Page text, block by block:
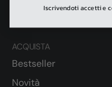
ACQUISTA
Bestseller
Novità
Iscrivendoti accetti e